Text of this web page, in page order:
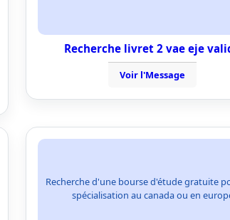
Recherche livret 2 vae eje
Voir l'Message
Recherche d'une bourse d'étude gratuite
spécialisation au canada ou en